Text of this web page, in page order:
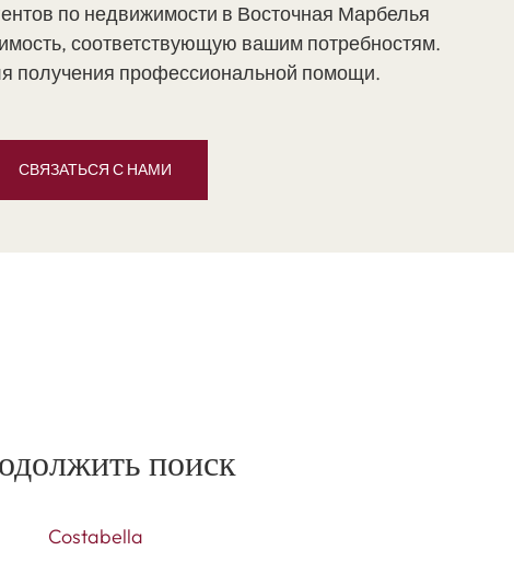
по недвижимости в Восточная Марбелья
соответствующую вашим потребностям.
получения профессиональной помощи.
СВЯЗАТЬСЯ С НАМИ
поиск
Costabella